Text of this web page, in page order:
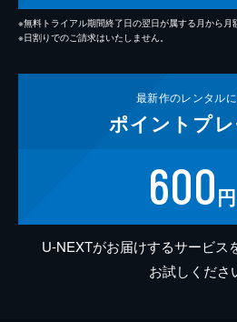
※無料トライアル期間終了日の翌日が属する月から月
※日割りでのご請求はいたしません。
最新作のレンタル
ポイント プ
600
U-NEXTがお届けするサービス
お試しくださ